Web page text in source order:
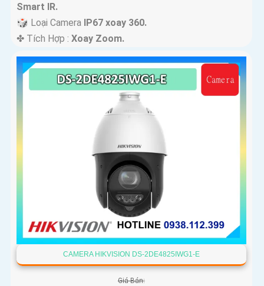
Smart IR.
🎲 Loại Camera IP67 xoay 360.
️✤ Tích Hợp : Xoay Zoom.
CAMERA HIKVISION DS-2DE4825IWG1-E
Giá Bán: